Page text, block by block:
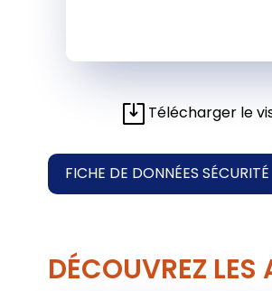
Télécharger le
FICHE DE DONNÉES SÉCURITÉ
DÉCOUVREZ LES